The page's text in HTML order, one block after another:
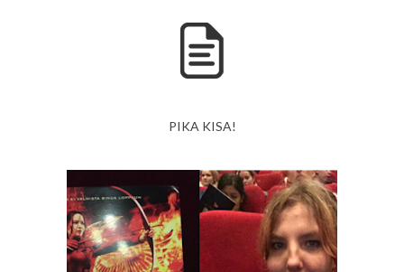
PIKA KISA!